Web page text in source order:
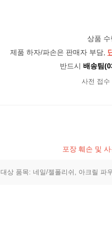
상품 수
제품 하자/파손은 판매자 부담,
반드시 배송팀
사전 접수
포장 훼손 및
대상 품목: 네일/젤폴리쉬, 아크릴 파